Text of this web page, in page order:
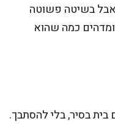
בשיטה פשוטה
כמה שהוא
בסיר, בלי להסתבך.